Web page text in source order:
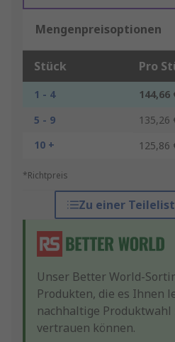
Mengenpreisoptionen
Stück Pro
1 - 4
144,66
5 - 9
135,26
10 +
125,86
*Richtpreis
Zu einer
Unser Better World-
Produkten, die es Ihnen
nachhaltige Produktwahl
vertrauen können.